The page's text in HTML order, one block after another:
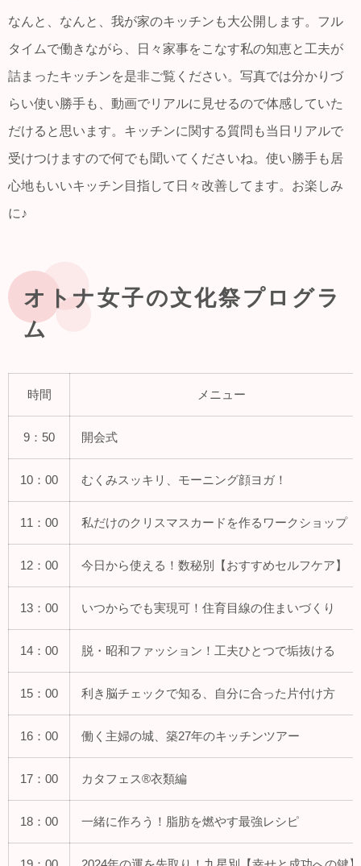
なんと、なんと、我が家のキッチンも大公開します。フル
タイムで働きながら、日々家事をこなす私の知恵と工夫が
詰まったキッチンを是非ご覧ください。写真では分かりづ
らい使い勝手も、動画でリアルに見せるので体感していた
だけると思います。キッチンに関する質問も当日リアルで
受けつけますので何でも聞いてくださいね。使い勝手も居
心地もいいキッチン目指して日々改善してます。お楽しみ
に♪
オトナ女子の文化祭プログラ
ム
時間 メニュー
9：50 開会式
10：00 むくみスッキリ、モーニング顔ヨガ！
11：00 私だけのクリスマスカードを作るワークショップ
12：00 今日から使える！数秘別【おすすめセルフケア】
13：00 いつからでも実現可！住育目線の住まいづくり
14：00 脱・昭和ファッション！工夫ひとつで垢抜ける
15：00 利き脳チェックで知る、自分に合った片付け方
16：00 働く主婦の城、築27年のキッチンツアー
17：00 カタフェス®衣類編
18：00 一緒に作ろう！脂肪を燃やす最強レシピ